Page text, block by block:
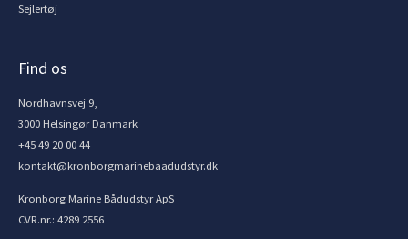
Sejlertøj
Find os
Nordhavnsvej 9,
3000 Helsingør Danmark
+45 49 20 00 44
kontakt@kronborgmarinebaadudstyr.dk
Kronborg Marine Bådudstyr ApS
CVR.nr.: 4289 2556